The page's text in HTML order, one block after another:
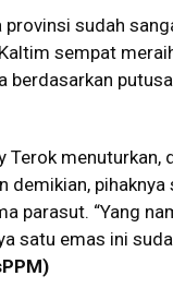
sudah
sempat
berdasarkan
Terok menuturkan,
demikian, pihaknya
parasut. “Yang
satu emas ini